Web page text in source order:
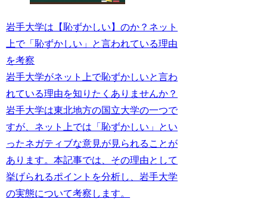
岩手大学は【恥ずかしい】のか？ネット
上で「恥ずかしい」と言われている理由
を考察
岩手大学がネット上で恥ずかしいと言わ
れている理由を知りたくありませんか？
岩手大学は東北地方の国立大学の一つで
すが、ネット上では「恥ずかしい」とい
ったネガティブな意見が見られることが
あります。本記事では、その理由として
挙げられるポイントを分析し、岩手大学
の実態について考察します。